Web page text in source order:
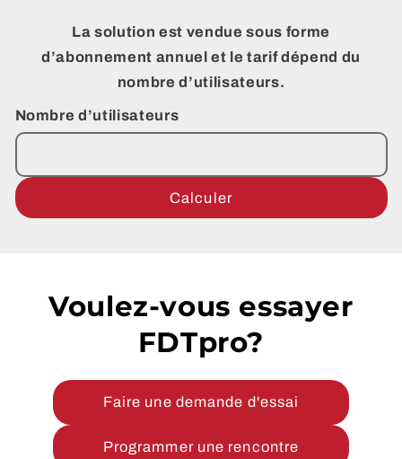
La solution est vendue sous forme
d’abonnement annuel et le tarif dépend du
nombre d’utilisateurs.
Nombre d’utilisateurs
Calculer
Voulez-vous essayer
FDTpro?
Faire une demande d'essai
Programmer une rencontre